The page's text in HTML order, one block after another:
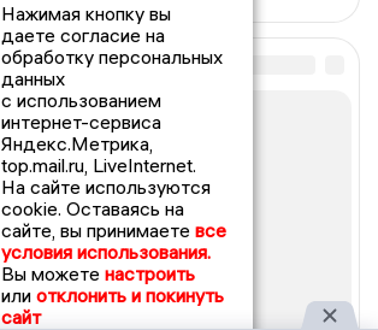
Нажимая кнопку вы
даете согласие на
обработку персональных
данных
с использованием
интернет-сервиса
Яндекс.Метрика,
top.mail.ru, LiveInternet.
На сайте используются
cookie. Оставаясь на
сайте, вы принимаете все
условия использования.
Вы можете настроить
или отклонить и покинуть
сайт